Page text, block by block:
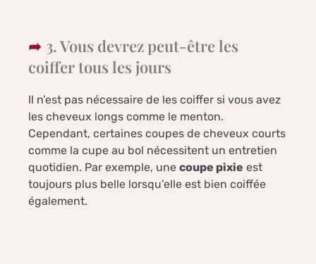
3. Vous devrez peut-être les
coiffer tous les jours
Il n’est pas nécessaire de les coiffer si vous avez
les cheveux longs comme le menton.
Cependant, certaines coupes de cheveux courts
comme la cupe au bol nécessitent un entretien
quotidien. Par exemple, une coupe pixie est
toujours plus belle lorsqu’elle est bien coiffée
également.